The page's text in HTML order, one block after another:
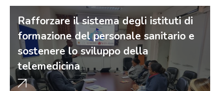
Rafforzare il sistema degli istituti di
formazione del personale sanitario e
sostenere lo sviluppo della
telemedicina